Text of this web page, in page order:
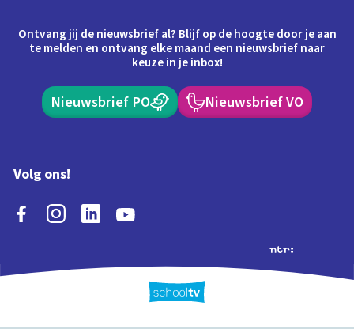
Ontvang jij de nieuwsbrief al? Blijf op de hoogte door je aan
te melden en ontvang elke maand een nieuwsbrief naar
keuze in je inbox!
Nieuwsbrief PO Nieuwsbrief VO
Volg ons!